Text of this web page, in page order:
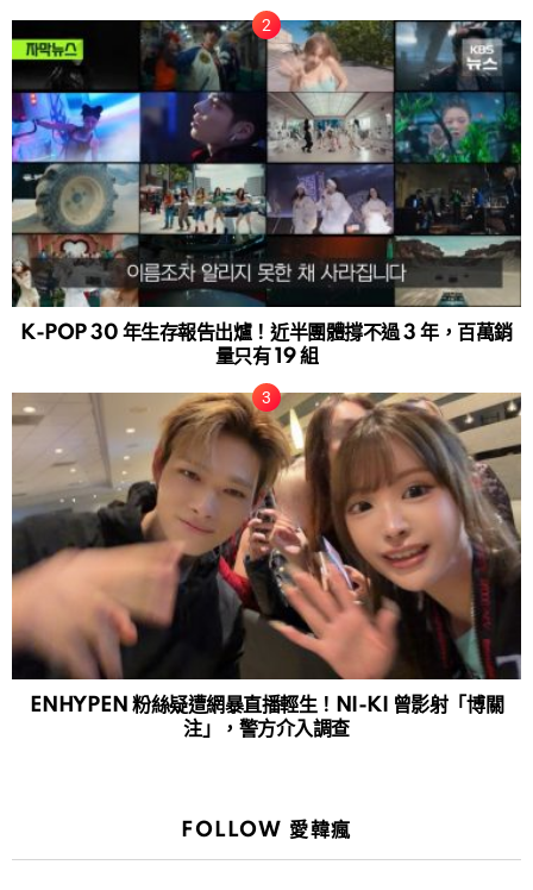
K-POP 30 年生存報告出爐！近半團體撐不過 3 年，百萬銷
量只有 19 組
ENHYPEN 粉絲疑遭網暴直播輕生！NI-KI 曾影射「博關
注」，警方介入調查
FOLLOW 愛韓瘋